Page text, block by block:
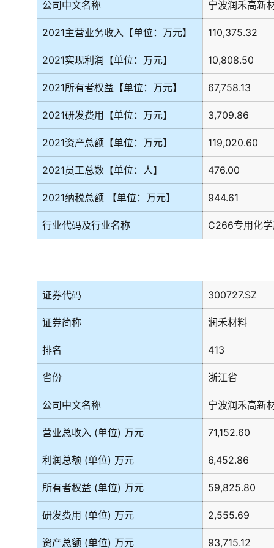
公司中文名称 宁波润禾高新
2021主营业务收入【单位：万元】 110,375.32
2021实现利润【单位：万元】 10,808.50
2021所有者权益【单位：万元】 67,758.13
2021研发费用【单位：万元】 3,709.86
2021资产总额【单位：万元】 119,020.60
2021员工总数【单位：人】 476.00
2021纳税总额 【单位：万元】 944.61
行业代码及行业名称 C266专用化
证券代码 300727.SZ
证券简称 润禾材料
排名 413
省份 浙江省
公司中文名称 宁波润禾高新
营业总收入 (单位) 万元 71,152.60
利润总额 (单位) 万元 6,452.86
所有者权益 (单位) 万元 59,825.80
研发费用 (单位) 万元 2,555.69
资产总额 (单位) 万元 93,715.12